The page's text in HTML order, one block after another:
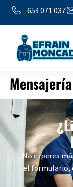
653 071 037
No esperes
el formulario,